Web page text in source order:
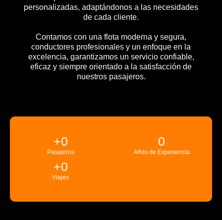
personalizadas, adaptándonos a las necesidades
de cada cliente.
Contamos con una flota moderna y segura,
conductores profesionales y un enfoque en la
excelencia, garantizamos un servicio confiable,
eficaz y siempre orientado a la satisfacción de
nuestros pasajeros.
Pasajeros
+0
Años de Experiencia
0
Viajes
+0